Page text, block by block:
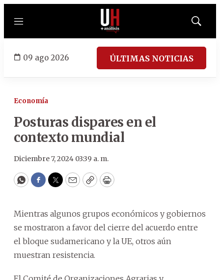
Menú
Mostrar
09 ago 2026 ÚLTIMAS NOTICIAS
Economía
Posturas dispares en el
contexto mundial
Diciembre 7, 2024 03:39 a. m.
WhatsApp
Facebook
Twitter
EmailCopyPrint
Mientras algunos grupos económicos y gobiernos
se mostraron a favor del cierre del acuerdo entre
el bloque sudamericano y la UE, otros aún
muestran resistencia.